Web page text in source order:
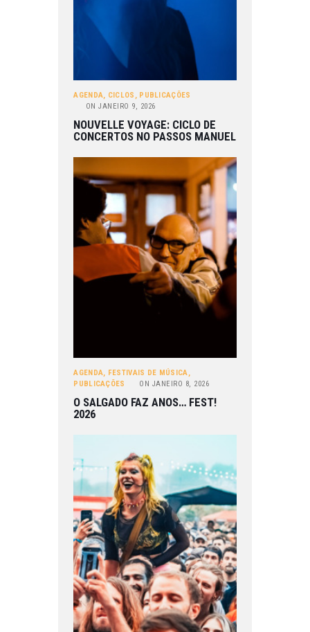
AGENDA, CICLOS , PUBLICAÇÕES
ON JANEIRO 9, 2026
NOUVELLE VOYAGE: CICLO DE
CONCERTOS NO PASSOS MANUEL
AGENDA, FESTIVAIS DE MÚSICA,
PUBLICAÇÕES
ON JANEIRO 8, 2026
O SALGADO FAZ ANOS… FEST!
2026